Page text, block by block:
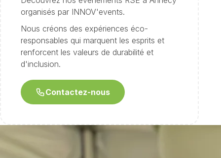
organisés par INNOV'events.
Nous créons des expériences éco-
responsables qui marquent les esprits et
renforcent les valeurs de durabilité et
d'inclusion.
Contactez-nous